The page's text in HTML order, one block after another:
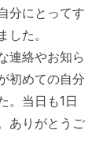
分にとってす
た。
連絡やお知ら
初めての自分
。当日も1日
ありがとうご